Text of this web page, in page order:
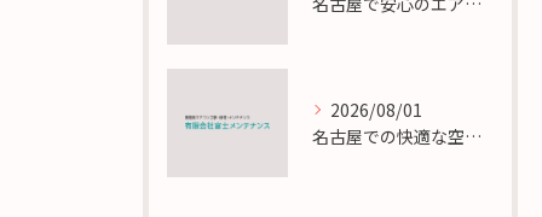
2026/08/01
名古屋での快適な空調を実現するエアコンサービスの技術